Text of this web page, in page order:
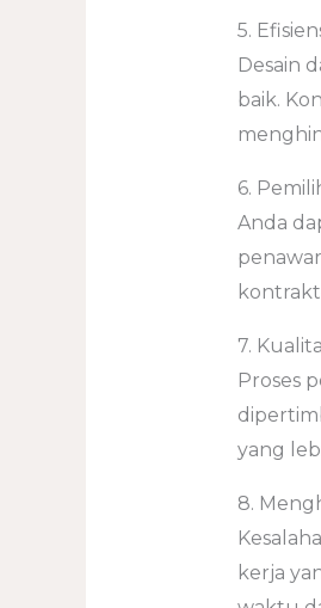
5.
Desain
baik.
6.
Anda
7.
Proses
yang
8.
kerja